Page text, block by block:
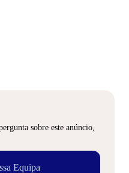
sobre este anúncio,
Equipa